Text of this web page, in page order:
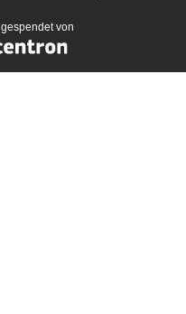
gespendet von